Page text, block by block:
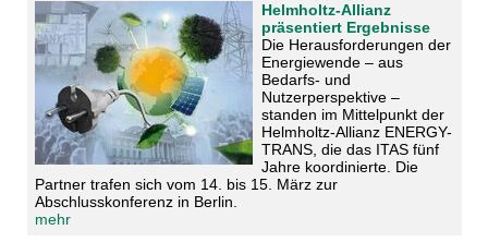
Helmholtz-Allianz
präsentiert Ergebnisse
Die Herausforderungen der
Energiewende – aus
Bedarfs- und
Nutzerperspektive –
standen im Mittelpunkt der
Helmholtz-Allianz ENERGY-
TRANS, die das ITAS fünf
Jahre koordinierte. Die
Partner trafen sich vom 14. bis 15. März zur
Abschlusskonferenz in Berlin.
mehr